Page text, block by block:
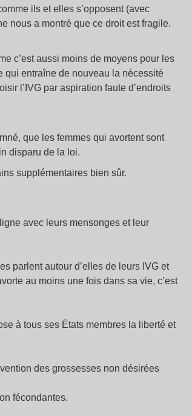
ils et elles s’opposent (avec
nous a montré que ce droit est fragile.
c’est aussi moins de moyens pour les
qui entraîne de nouveau la nécessité
l’IVG par aspiration faute d’endroits
que les femmes qui avortent sont
disparu de la loi.
supplémentaires bien sûr.
avec leurs mensonges et leur
parlent autour d’elles de leurs IVG et
au moins une fois dans sa vie, c’est
à tous ses États membres la liberté et
des grossesses non désirées
fécondantes.